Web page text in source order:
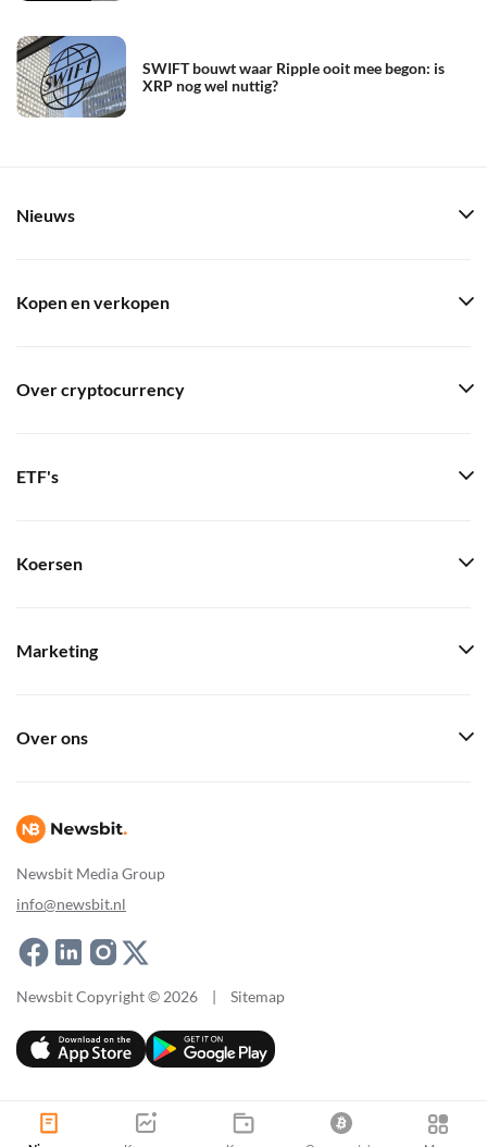
SWIFT bouwt waar Ripple ooit mee begon: is
XRP nog wel nuttig?
Newsbit Media Group
info@newsbit.nl
Nieuws
Kopen en verkopen
Over cryptocurrency
ETF's
Koersen
Marketing
Over ons
Newsbit Copyright © 2026 | Sitemap